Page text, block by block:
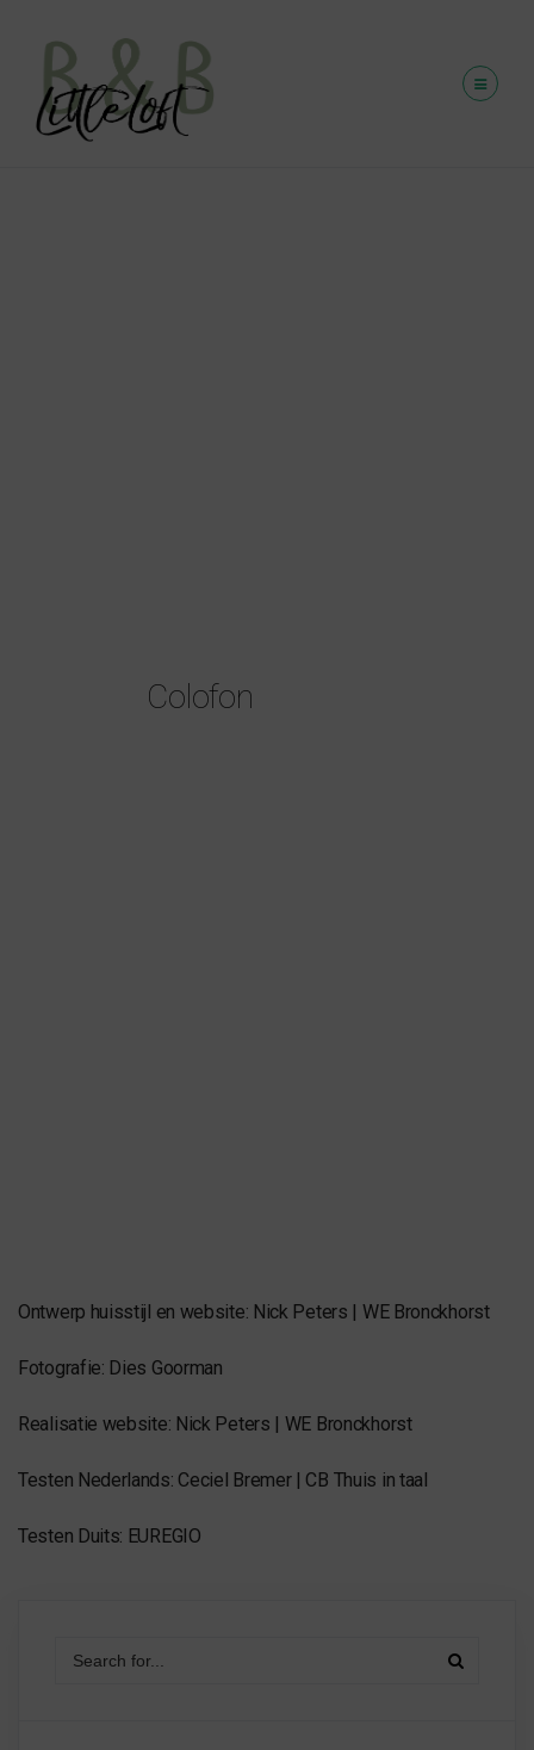
Colofon
Ontwerp huisstijl en website: Nick Peters | WE Bronckhorst
Fotografie: Dies Goorman
Realisatie website: Nick Peters | WE Bronckhorst
Testen Nederlands: Ceciel Bremer | CB Thuis in taal
Testen Duits: EUREGIO